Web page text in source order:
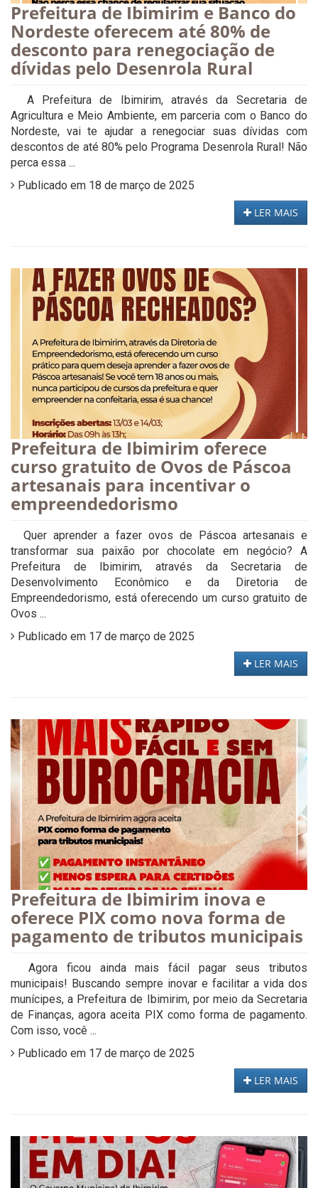
Prefeitura de Ibimirim e Banco do
Nordeste oferecem até 80% de
desconto para renegociação de
dívidas pelo Desenrola Rural
A Prefeitura de Ibimirim, através da Secretaria de
Agricultura e Meio Ambiente, em parceria com o Banco do
Nordeste, vai te ajudar a renegociar suas dívidas com
descontos de até 80% pelo Programa Desenrola Rural! Não
perca essa ...
Publicado em 18 de março de 2025
LER MAIS
Prefeitura de Ibimirim oferece
curso gratuito de Ovos de Páscoa
artesanais para incentivar o
empreendedorismo
Quer aprender a fazer ovos de Páscoa artesanais e
transformar sua paixão por chocolate em negócio? A
Prefeitura de Ibimirim, através da Secretaria de
Desenvolvimento Econômico e da Diretoria de
Empreendedorismo, está oferecendo um curso gratuito de
Ovos ...
Publicado em 17 de março de 2025
LER MAIS
Prefeitura de Ibimirim inova e
oferece PIX como nova forma de
pagamento de tributos municipais
Agora ficou ainda mais fácil pagar seus tributos
municipais! Buscando sempre inovar e facilitar a vida dos
munícipes, a Prefeitura de Ibimirim, por meio da Secretaria
de Finanças, agora aceita PIX como forma de pagamento.
Com isso, você ...
Publicado em 17 de março de 2025
LER MAIS